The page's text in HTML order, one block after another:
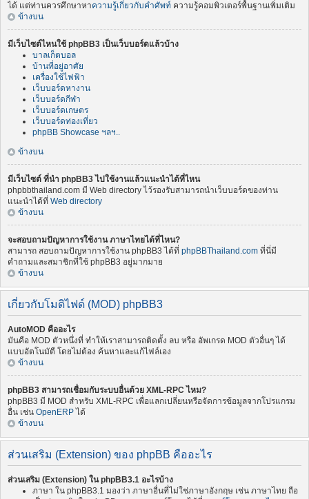
ได้ แต่ท่านควรศึกษาหาความรู้เกี่ยวกับคำศัพท์ ความรู้คอมพิวเตอร์พื้นฐานเพิ่มเติม
ข้างบน
มีเว็บไซต์ไหนใช้ phpBB3 เป็นเว็บบอร์ดแล้วบ้าง
บาลเก็ตบอล
บ้านที่อยู่อาศัย
เครื่องใช้ไฟฟ้า
เว็บบอร์ดหางาน
เว็บบอร์ดกีฬา
เว็บบอร์ดเกษตร
เว็บบอร์ดท่องเที่ยว
phpBB Showcase ฯลฯ..
ข้างบน
มีเว็บไซต์ ที่นำ phpBB3 ไปใช้งานแล้วแนะนำได้ที่ไหน
phpbbthailand.com มี Web directory ไว้รองรับสามารถนำเว็บบอร์ดของท่าน
แนะนำได้ที่ Web directory
ข้างบน
จะสอบถามปัญหาการใช้งาน ภาษาไทยได้ที่ไหน?
สามารถ สอบถามปัญหาการใช้งาน phpBB3 ได้ที่ phpBBThailand.com ที่นี่มี
คำถามและสมาชิกที่ใช้ phpBB3 อยู่มากมาย
ข้างบน
เกี่ยวกับโมดิไฟด์ (MOD) phpBB3
AutoMOD คืออะไร
มันคือ MOD ตัวหนึ่งที่ ทำให้เราสามารถติดตั้ง ลบ หรือ อัพเกรด MOD ตัวอื่นๆ ได้
แบบอัตโนมัตื โดยไม่ต้อง ค้นหาและแก้ไฟล์เอง
ข้างบน
phpBB3 สามารถเชื่อมกับระบบอื่นด้วย XML-RPC ไหม?
phpBB3 มี MOD สำหรับ XML-RPC เพื่อแลกเปลี่ยนหรือจัดการข้อมูลจากโปรแกรม
อื่น เช่น OpenERP ได้
ข้างบน
ส่วนเสริม (Extension) ของ phpBB คืออะไร
ส่วนเสริม (Extension) ใน phpBB3.1 อะไรบ้าง
ภาษา ใน phpBB3.1 มองว่า ภาษาอื่นที่ไม่ใช่ภาษาอังกฤษ เช่น ภาษาไทย ถือ